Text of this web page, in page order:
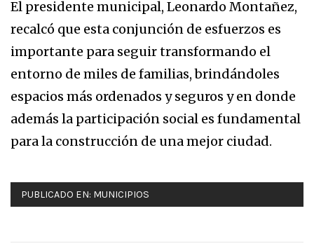
El presidente municipal, Leonardo Montañez,
recalcó que esta conjunción de esfuerzos es
importante para seguir transformando el
entorno de miles de familias, brindándoles
espacios más ordenados y seguros y en donde
además la participación social es fundamental
para la construcción de una mejor ciudad.
PUBLICADO EN: MUNICIPIOS